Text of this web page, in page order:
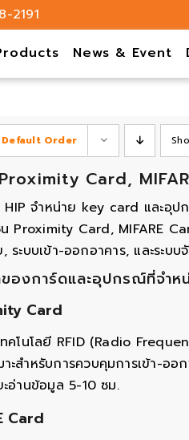
2191
News & Event
Default Order
Card,
HIP จำหน่าย key card และอุ
Proximity Card, MIFARE
ระบบเข้า-ออกอาคาร, และระบบ
ของการ์ดและอุปกรณ์ที่จำห
Card
ทคโนโลยี RFID (Radio
าะสำหรับการควบคุมการเข้า-อ
ะอ่านข้อมูล 5-10 ซม.
Card